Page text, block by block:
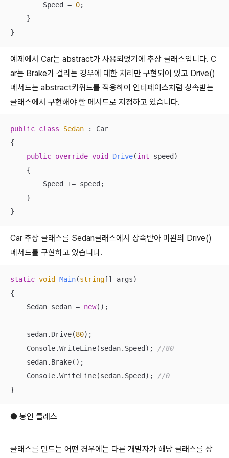
        Speed =
0;
    }
}
예제에서 Car는 abstract가 사용되었기에 추상 클래스입니다. C
ar는 Brake가 걸리는 경우에 대한 처리만 구현되어 있고 Drive()
메서드는 abstract키워드를 적용하여 인터페이스처럼 상속받는
클래스에서 구현해야 할 메서드로 지정하고 있습니다.
public class Sedan :
Car
{
public override void Drive(int speed)
{
        Speed += speed;
    }
}
Car 추상 클래스를 Sedan클래스에서 상속받아 미완의 Drive()
메서드를 구현하고 있습니다.
static void Main(string [] args)
{
    Sedan sedan =
new();
    sedan.Drive(
80);
    Console.WriteLine(sedan.Speed);
//80
    sedan.Brake();
    Console.WriteLine(sedan.Speed);
//0
}
● 봉인 클래스
클래스를 만드는 어떤 경우에는 다른 개발자가 해당 클래스를 상